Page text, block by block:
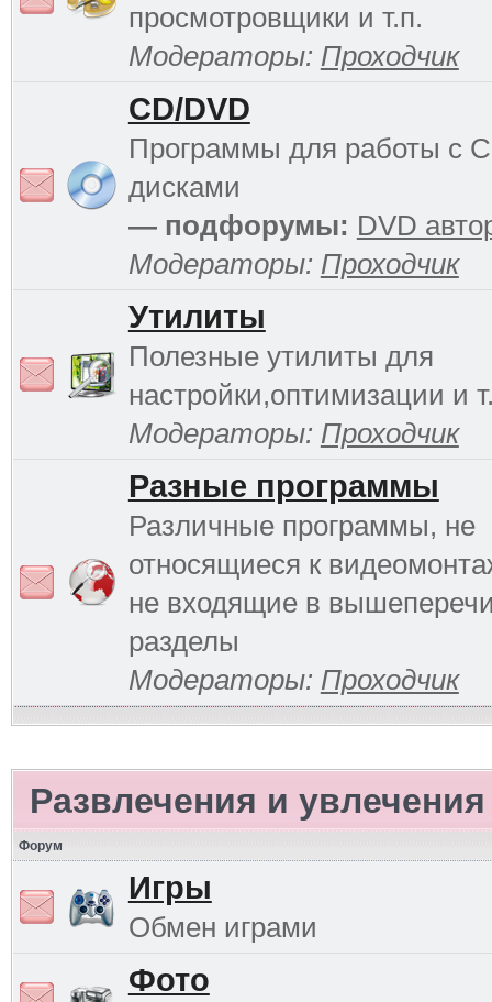
просмотровщики и т.п.
Модераторы: Проходчик
CD/DVD
Программы для работы с
дисками
— подфорумы: DVD
Модераторы: Проходчик
Утилиты
Полезные утилиты для
настройки,оптимизации и
Модераторы: Проходчик
Разные программы
Различные программы, не
относящиеся к
не входящие в
разделы
Модераторы: Проходчик
Развлечения и увлечения
Форум
Игры
Обмен играми
Фото